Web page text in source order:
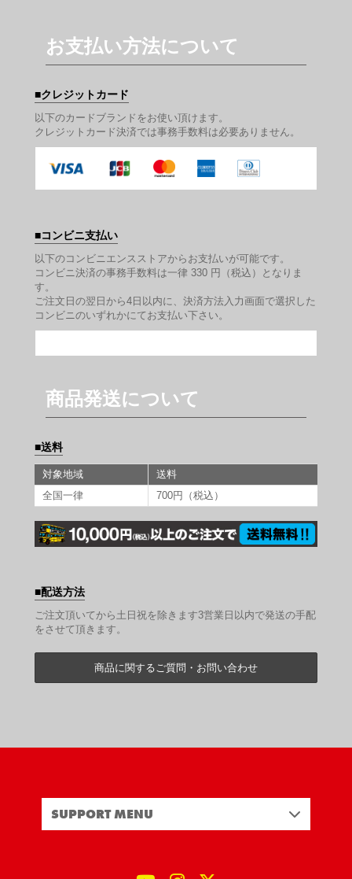
お支払い方法について
クレジットカード
以下のカードブランドをお使い頂けます。
クレジットカード決済では事務手数料は必要ありません。
コンビニ支払い
以下のコンビニエンスストアからお支払いが可能です。
コンビニ決済の事務手数料は一律 330 円（税込）となりま
す。
ご注文日の翌日から4日以内に、決済方法入力画面で選択した
コンビニのいずれかにてお支払い下さい。
商品発送について
送料
対象地域
送料
全国一律
700円（税込）
配送方法
ご注文頂いてから土日祝を除きます3営業日以内で発送の手配
をさせて頂きます。
商品に関するご質問・お問い合わせ
SUPPORT MENU